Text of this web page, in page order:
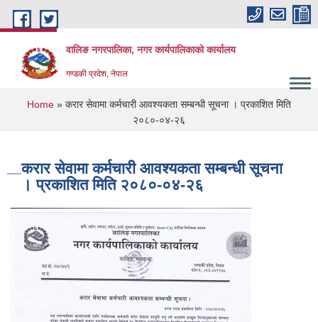
Skip to main content
वालिङ नगरपालिका, नगर कार्यपालिकाको कार्यालय
गण्डकी प्रदेश, नेपाल
You are here
Home » करार सेवामा कर्मचारी आवश्यकता सम्बन्धी सूचना । प्रकाशित मिति
२०८०-०४-२६
करार सेवामा कर्मचारी आवश्यकता सम्बन्धी सूचना
। प्रकाशित मिति २०८०-०४-२६